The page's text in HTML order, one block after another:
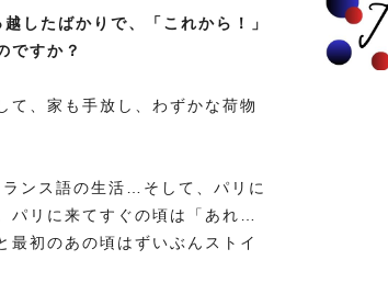
したばかりで、「これから！」
ですか？
て、家も手放し、わずかな荷物
ンス語の生活…そして、パリに
パリに来てすぐの頃は「あれ…
初のあの頃はずいぶんストイ